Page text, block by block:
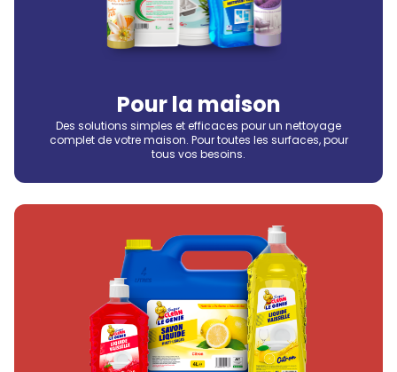
Pour la maison
Des solutions simples et efficaces pour un nettoyage
complet de votre maison. Pour toutes les surfaces, pour
tous vos besoins.